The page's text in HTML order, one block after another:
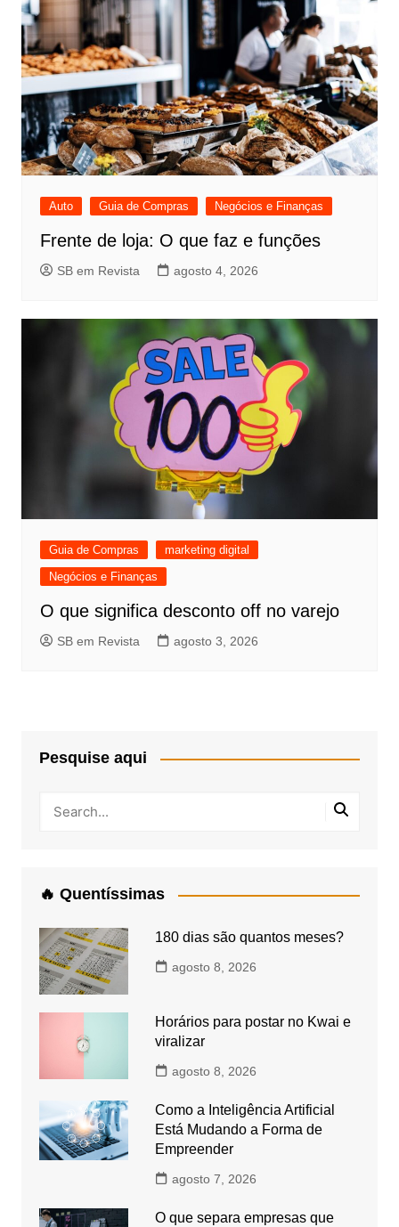
Auto Guia de Compras Negócios e Finanças
Frente de loja: O que faz e funções
SB em Revista agosto 4, 2026
Guia de Compras
marketing digital
Negócios e Finanças
O que significa desconto off no varejo
SB em Revista agosto 3, 2026
Pesquise aqui
🔥 Quentíssimas
180 dias são quantos meses?
agosto 8, 2026
Horários para postar no Kwai e
viralizar
agosto 8, 2026
Como a Inteligência Artificial
Está Mudando a Forma de
Empreender
agosto 7, 2026
O que separa empresas que